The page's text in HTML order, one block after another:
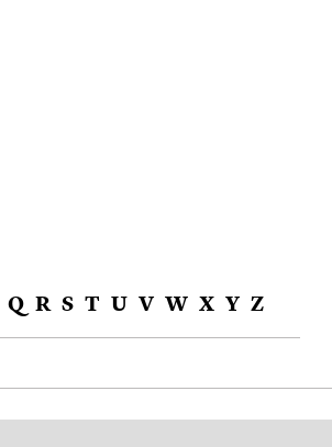
Q R S T U V W X Y Z